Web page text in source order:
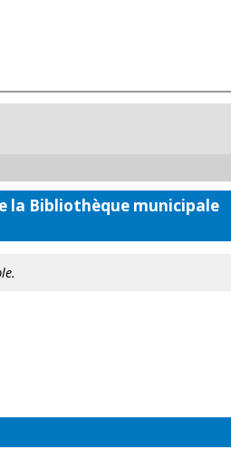
la Bibliothèque municipale